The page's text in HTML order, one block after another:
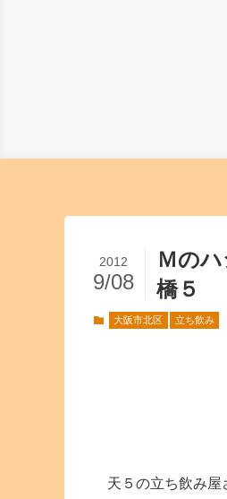
Ｍの
橋５
2012
9/08
大阪市北区 立ち飲み
天５の立ち飲み屋